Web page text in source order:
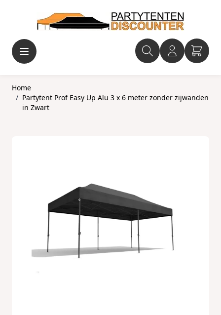
Home
/ Partytent Prof Easy Up Alu 3 x 6 meter zonder zijwanden
in Zwart